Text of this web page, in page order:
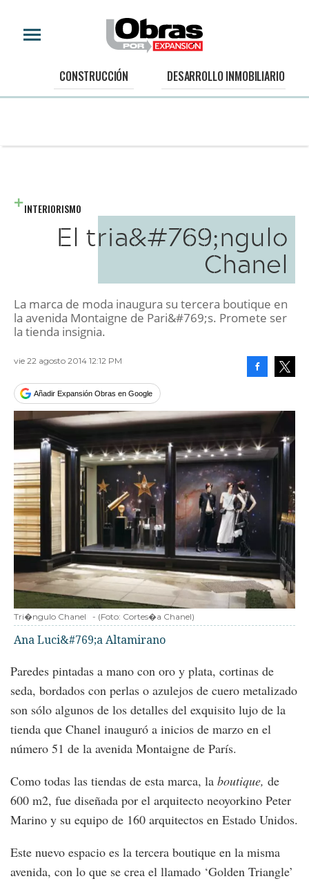
CONSTRUCCIÓN DESARROLLO INMOBILIARIO
INTERIORISMO
El tria&#769;ngulo
Chanel
La marca de moda inaugura su tercera boutique en
la avenida Montaigne de Pari&#769;s. Promete ser
la tienda insignia.
vie 22 agosto 2014 12:12 PM
Añadir Expansión Obras en Google
Tri�ngulo Chanel - (Foto: Cortes�a Chanel)
Ana Luci&#769;a Altamirano
Paredes pintadas a mano con oro y plata, cortinas de
seda, bordados con perlas o azulejos de cuero metalizado
son sólo algunos de los detalles del exquisito lujo de la
tienda que Chanel inauguró a inicios de marzo en el
número 51 de la avenida Montaigne de París.
Como todas las tiendas de esta marca, la boutique, de
600 m2, fue diseñada por el arquitecto neoyorkino Peter
Marino y su equipo de 160 arquitectos en Estado Unidos.
Este nuevo espacio es la tercera boutique en la misma
avenida, con lo que se crea el llamado ‘Golden Triangle’